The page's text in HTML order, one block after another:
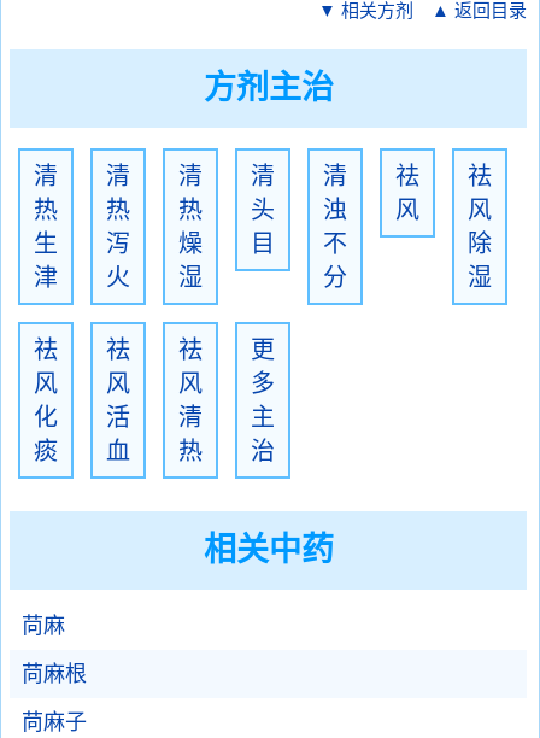
▼ 相关方剂 ▲ 返回目录
方剂主治
清
热
生
津
清
热
泻
火
清
热
燥
湿
清
头
目
清
浊
不
分
祛
风
祛
风
除
湿
祛
风
化
痰
祛
风
活
血
祛
风
清
热
更
多
主
治
相关中药
苘麻
苘麻根
苘麻子